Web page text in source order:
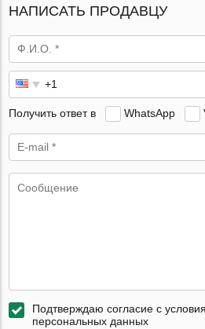
НАПИСАТЬ ПРОДАВЦУ
Получить ответ в WhatsApp
Подтверждаю согласие с
персональных данных